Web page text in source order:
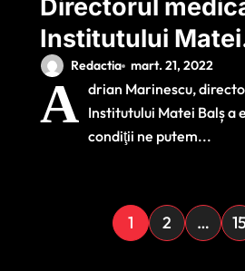
Directorul
Institutului Matei
Balș explică
val 6 al
Redactia mart. 21, 2022
A drian Marinescu,
Institutului Matei Balș a
condiţii ne putem...
P
a
1 2 … 15